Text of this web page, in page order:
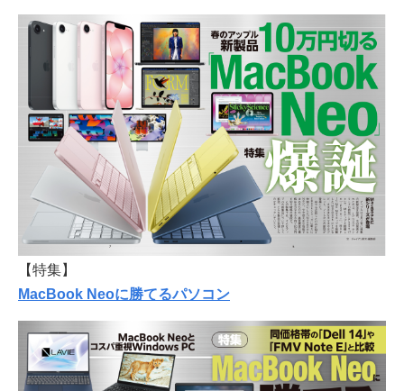
【特集】
MacBook Neoに勝てるパソコン